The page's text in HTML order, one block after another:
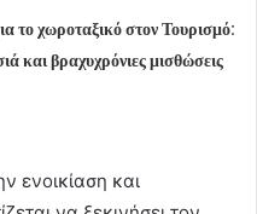
το χωροταξικό στον Τουρισμό:
και βραχυχρόνιες μισθώσεις
ενοικίαση και